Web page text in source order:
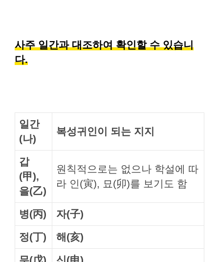
사주 일간과 대조하여 확인할 수 있습니
다.
일간
(나)
복성귀인이 되는 지지
갑
(甲),
을(乙)
원칙적으로는 없으나 학설에 따
라 인(寅), 묘(卯)를 보기도 함
병(丙) 자(子)
정(丁) 해(亥)